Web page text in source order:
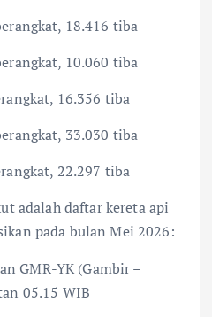
18.416 tiba
10.060 tiba
16.356 tiba
33.030 tiba
22.297 tiba
adalah daftar kereta api
pada bulan Mei 2026:
GMR-YK (Gambir –
05.15 WIB